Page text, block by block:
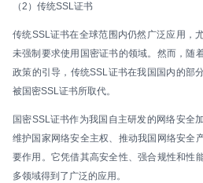
（2）传统SSL证书
传统SSL证书在全球范围内仍然广泛应用，
未强制要求使用国密证书的领域。然而，随
政策的引导，传统SSL证书在我国国内的部
被国密SSL证书所取代。
国密SSL证书作为我国自主研发的网络安全
维护国家网络安全主权、推动我国网络安全
要作用。它凭借其高安全性、强合规性和性
多领域得到了广泛的应用。